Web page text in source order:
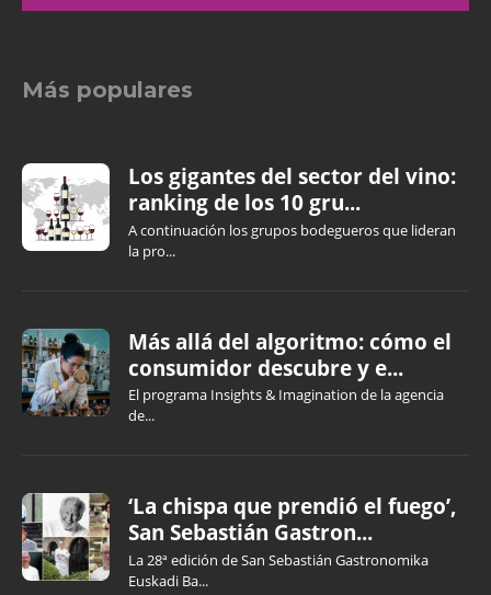
Más populares
Los gigantes del sector del vino:
ranking de los 10 gru...
A continuación los grupos bodegueros que lideran
la pro...
Más allá del algoritmo: cómo el
consumidor descubre y e...
El programa Insights & Imagination de la agencia
de...
‘La chispa que prendió el fuego’,
San Sebastián Gastron...
La 28ª edición de San Sebastián Gastronomika
Euskadi Ba...